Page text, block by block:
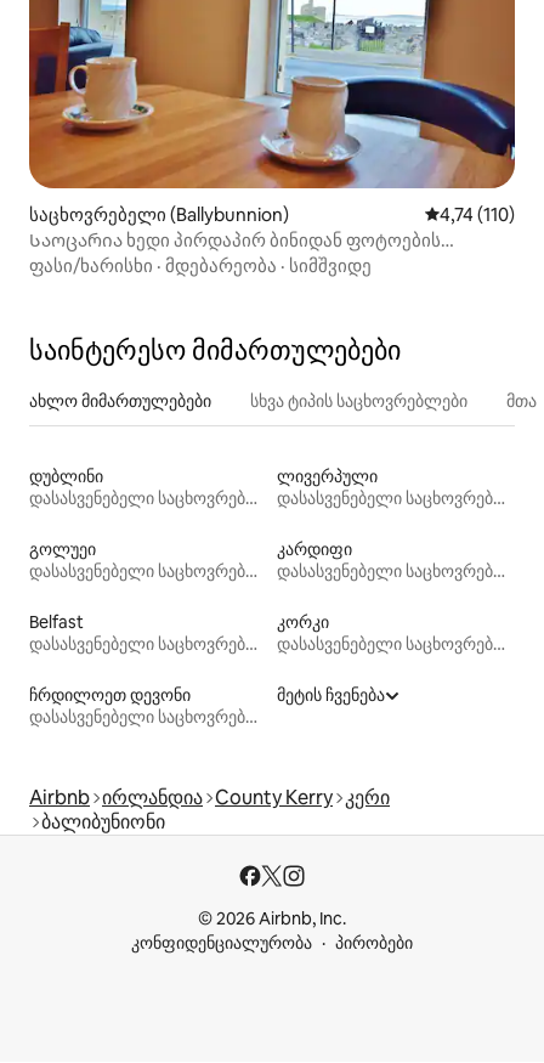
საცხოვრებელი (Ballybunnion) საშუალო
4,74 (110)
Საოცარია ხედი პირდაპირ ბინიდან ფოტოების
სანახავად
ფასი/ხარისხი · მდებარეობა · სიმშვიდე
საინტერესო მიმართულებები
ახლო მიმართულებები სხვა ტიპის საცხოვრებლები
დუბლინი
დასასვენებელი საცხოვრებლები
ლივერპული
დასასვენებელი საცხოვრებლები
გოლუეი
დასასვენებელი საცხოვრებლები
კარდიფი
დასასვენებელი საცხოვრებლები
Belfast
დასასვენებელი საცხოვრებლები
კორკი
დასასვენებელი საცხოვრებლები
ჩრდილოეთ დევონი
დასასვენებელი საცხოვრებლები
მეტის ჩვენება
Airbnb ირლანდია County Kerry კერი
ბალიბუნიონი
© 2026 Airbnb, Inc.
კონფიდენციალურობა
პირობები